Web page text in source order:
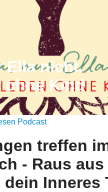
Ella nicht.
ohne Kind
Podcast
treffen
- Raus aus
Inneres